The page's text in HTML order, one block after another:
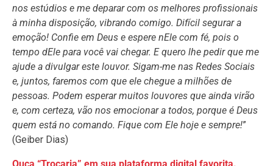
nos estúdios e me deparar com os melhores profissionais
à minha disposição, vibrando comigo. Difícil segurar a
emoção! Confie em Deus e espere nEle com fé, pois o
tempo dEle para você vai chegar. E quero lhe pedir que me
ajude a divulgar este louvor. Sigam-me nas Redes Sociais
e, juntos, faremos com que ele chegue a milhões de
pessoas. Podem esperar muitos louvores que ainda virão
e, com certeza, vão nos emocionar a todos, porque é Deus
quem está no comando. Fique com Ele hoje e sempre!”
(Geiber Dias)